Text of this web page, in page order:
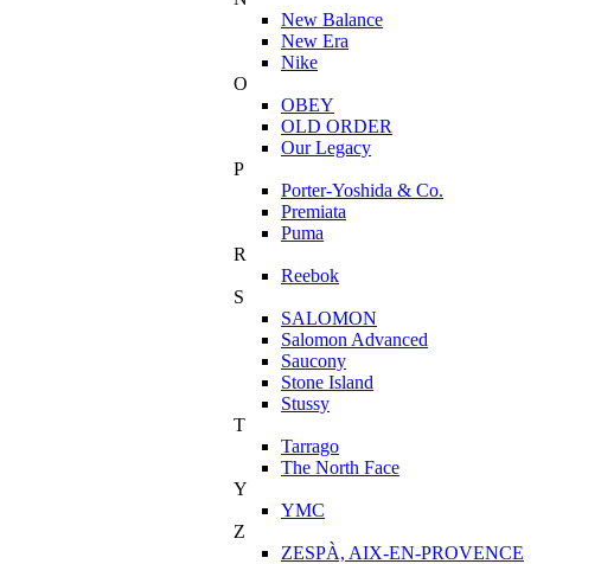
New Balance
New Era
Nike
O
OBEY
OLD ORDER
Our Legacy
P
Porter-Yoshida & Co.
Premiata
Puma
R
Reebok
S
SALOMON
Salomon Advanced
Saucony
Stone Island
Stussy
T
Tarrago
The North Face
Y
YMC
Z
ZESPÀ, AIX-EN-PROVENCE